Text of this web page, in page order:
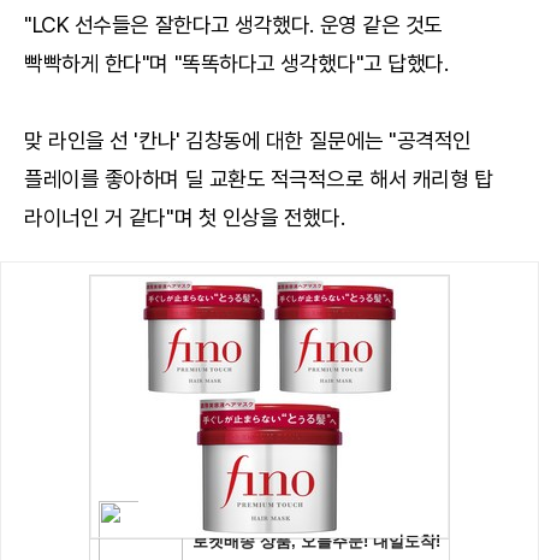
"LCK 선수들은 잘한다고 생각했다. 운영 같은 것도
빡빡하게 한다"며 "똑똑하다고 생각했다"고 답했다.
맞 라인을 선 '칸나' 김창동에 대한 질문에는 "공격적인
플레이를 좋아하며 딜 교환도 적극적으로 해서 캐리형 탑
라이너인 거 같다"며 첫 인상을 전했다.